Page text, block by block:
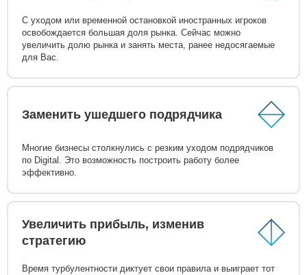
С уходом или временной остановкой иностранных игроков
освобождается большая доля рынка. Сейчас можно
увеличить долю рынка и занять места, ранее недосягаемые
для Вас.
Заменить ушедшего подрядчика
Многие бизнесы столкнулись с резким уходом подрядчиков
по Digital. Это возможность построить работу более
эффективно.
Увеличить прибыль, изменив
стратегию
Время турбулентности диктует свои правила и выиграет тот